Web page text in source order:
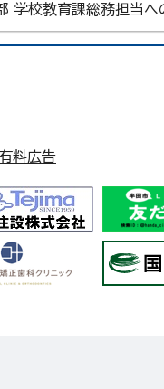
学校教育課総務担当へ
料広告